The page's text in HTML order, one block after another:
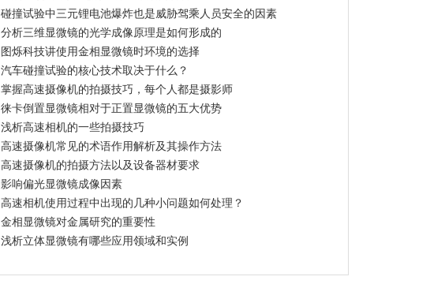
碰撞试验中三元锂电池爆炸也是威胁驾乘人员安全的因素
分析三维显微镜的光学成像原理是如何形成的
图烁科技讲使用金相显微镜时环境的选择
汽车碰撞试验的核心技术取决于什么？
掌握高速摄像机的拍摄技巧，每个人都是摄影师
徕卡倒置显微镜相对于正置显微镜的五大优势
浅析高速相机的一些拍摄技巧
高速摄像机常见的术语作用解析及其操作方法
高速摄像机的拍摄方法以及设备器材要求
影响偏光显微镜成像因素
高速相机使用过程中出现的几种小问题如何处理？
金相显微镜对金属研究的重要性
浅析立体显微镜有哪些应用领域和实例